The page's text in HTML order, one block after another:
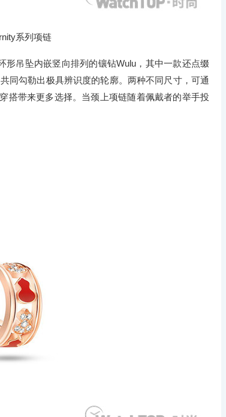
系列项链
吊坠内嵌竖向排列的镶钻Wulu，其中一款还点缀
同勾勒出极具辨识度的轮廓。两种不同尺寸，可通
搭带来更多选择。当颈上项链随着佩戴者的举手投